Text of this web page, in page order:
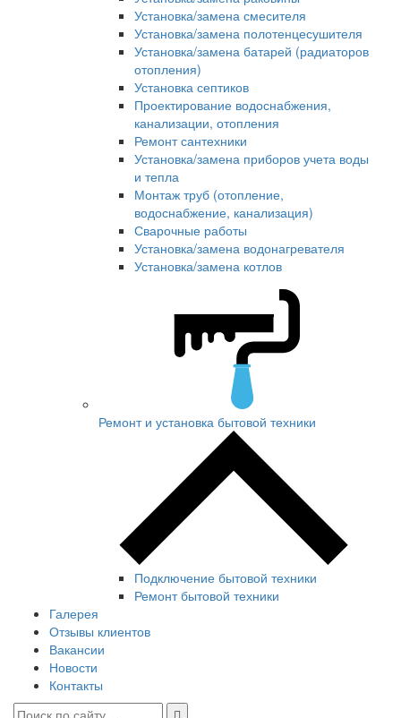
Установка/замена смесителя
Установка/замена полотенцесушителя
Установка/замена батарей (радиаторов
отопления)
Установка септиков
Проектирование водоснабжения,
канализации, отопления
Ремонт сантехники
Установка/замена приборов учета воды
и тепла
Монтаж труб (отопление,
водоснабжение, канализация)
Сварочные работы
Установка/замена водонагревателя
Установка/замена котлов
Ремонт и установка бытовой техники
Подключение бытовой техники
Ремонт бытовой техники
Галерея
Отзывы клиентов
Вакансии
Новости
Контакты